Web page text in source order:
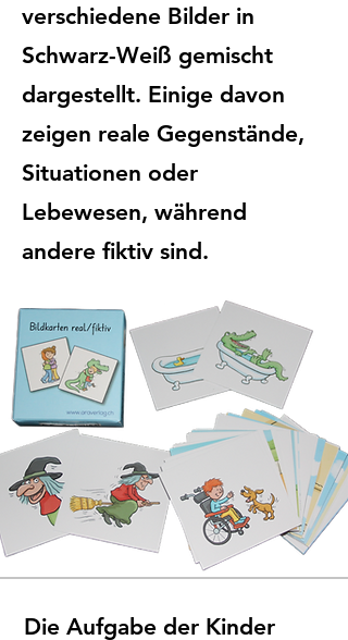
verschiedene Bilder in
Schwarz-Weiß gemischt
dargestellt. Einige davon
zeigen reale Gegenstände,
Situationen oder
Lebewesen, während
andere fiktiv sind.
Die Aufgabe der Kinder